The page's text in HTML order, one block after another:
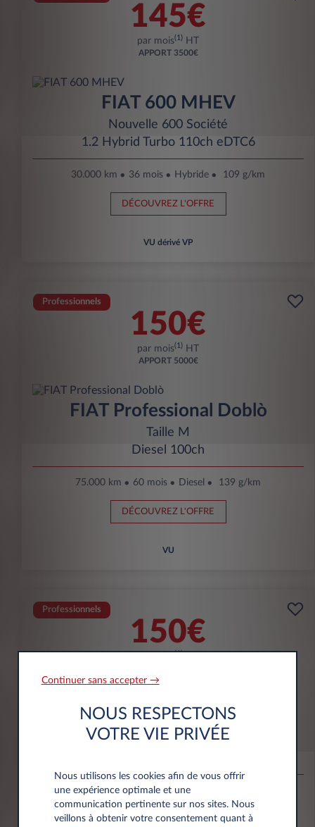
145€
par mois(1) HT
APPORT 3500€
FIAT 600 MHEV
Nouvelle 600 Société
1.2 Hybrid Turbo 110ch eDTC6
30.000 km 36 mois Hybride 109 g/km
DÉCOUVREZ L'OFFRE
VU dérivé VP
Professionnels
150€
par mois(1) HT
APPORT 5000€
FIAT Professional Doblò
Taille M
Diesel 100ch
75.000 km 60 mois Diesel 139 g/km
DÉCOUVREZ L'OFFRE
VU
Professionnels
150€
(1)
Opel Combo
CARGO
75.000 km 60 mois Diesel
DÉCOUVREZ L'OFFRE
Continuer sans accepter →
NOUS RESPECTONS
VOTRE VIE PRIVÉE
Nous utilisons les cookies afin de vous offrir
une expérience optimale et une
communication pertinente sur nos sites. Nous
veillons à obtenir votre consentement quant à